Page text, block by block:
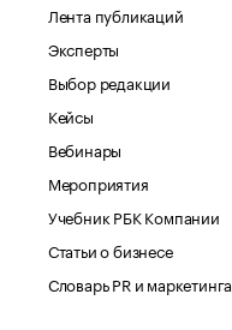
Лента публикаций
Эксперты
Выбор редакции
Кейсы
Вебинары
Мероприятия
Учебник РБК Компании
Статьи о бизнесе
Словарь PR и маркетинга